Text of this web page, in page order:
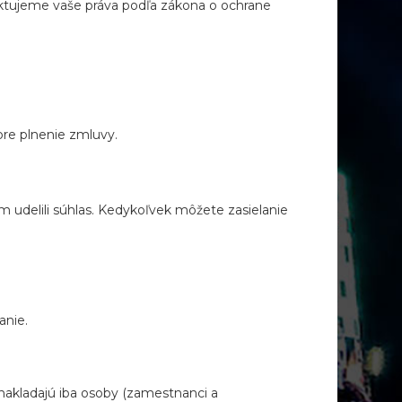
vaše práva podľa zákona o ochrane
plnenie zmluvy.
udelili súhlas. Kedykoľvek môžete zasielanie
iba osoby (zamestnanci a